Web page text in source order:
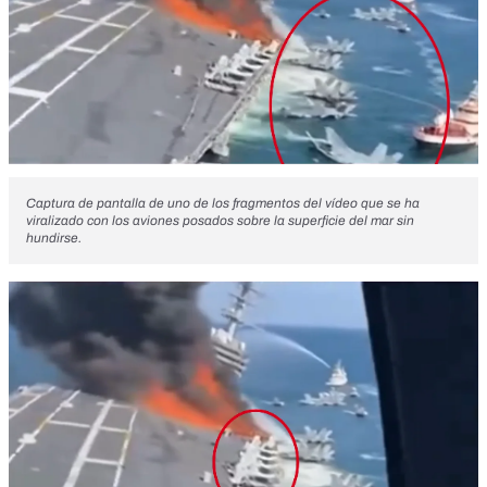
Captura de pantalla de uno de los fragmentos del vídeo que se ha
viralizado con los aviones posados sobre la superficie del mar sin
hundirse.